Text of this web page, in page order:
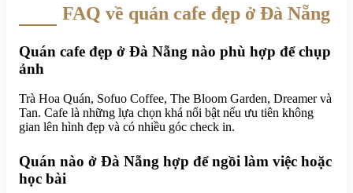
FAQ về quán cafe đẹp ở Đà Nẵng
Quán cafe đẹp ở Đà Nẵng nào phù hợp để chụp
ảnh
Trà Hoa Quán, Sofuo Coffee, The Bloom Garden, Dreamer và
Tan. Cafe là những lựa chọn khá nổi bật nếu ưu tiên không
gian lên hình đẹp và có nhiều góc check in.
Quán nào ở Đà Nẵng hợp để ngồi làm việc hoặc
học bài